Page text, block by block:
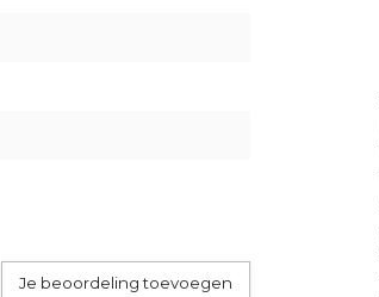
✔Grote
Je beoordeling toevoegen